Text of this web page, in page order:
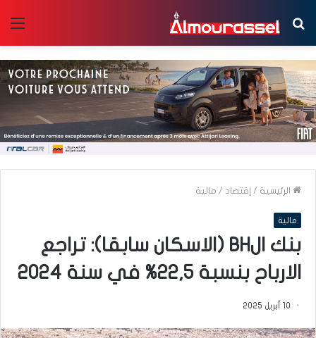
بحث
عن
الرئيسية / إقتصاد / مالية
مالية
بنك الBH (الاسكان سابقا): تراجع
الارباح بنسبة 22,5% في سنة 2024
10 أبريل 2025